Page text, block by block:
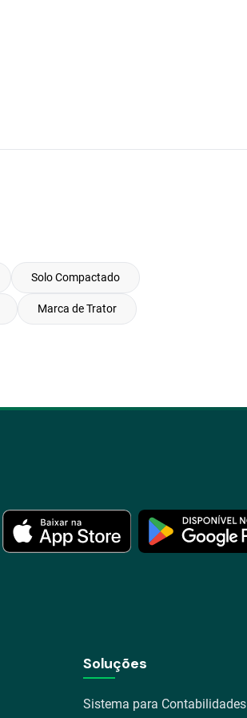
Solo Compactado
Marca de Trator
Soluções
Sistema para Contabilidades